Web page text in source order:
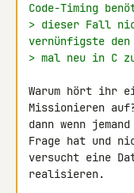
Code-Timing
> dieser Fall
vernünfigste den
> mal neu in C
Warum hört ihr
Missionieren
dann wenn
Frage hat und
versucht eine
realisieren.